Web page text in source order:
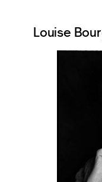
Louise